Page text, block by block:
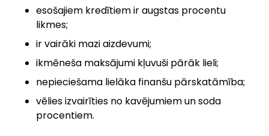
esošajiem kredītiem ir augstas procentu
likmes;
ir vairāki mazi aizdevumi;
ikmēneša maksājumi kļuvuši pārāk lieli;
nepieciešama lielāka finanšu pārskatāmība;
vēlies izvairīties no kavējumiem un soda
procentiem.